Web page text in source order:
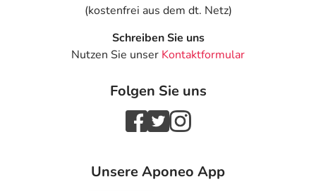
(kostenfrei aus dem dt. Netz)
Schreiben Sie uns
Nutzen Sie unser Kontaktformular
Folgen Sie uns
Unsere Aponeo App